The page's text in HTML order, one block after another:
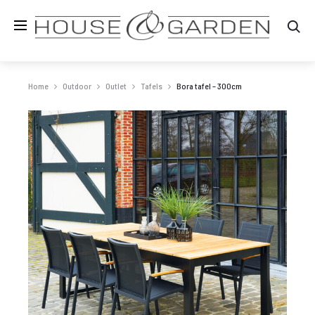
Home Outdoor Outlet Tafels Bora tafel – 300cm